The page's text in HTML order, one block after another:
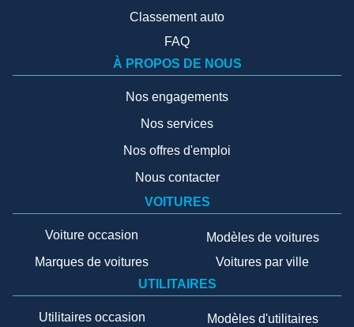
Classement auto
FAQ
À PROPOS DE NOUS
Nos engagements
Nos services
Nos offres d'emploi
Nous contacter
VOITURES
Voiture occasion
Marques de voitures
Modèles de voitures
Voitures par ville
UTILITAIRES
Utilitaires occasion
Modèles d'utilitaires